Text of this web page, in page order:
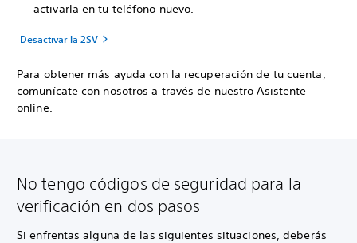
activarla en tu teléfono nuevo.
Desactivar la 2SV
Para obtener más ayuda con la recuperación de tu cuenta,
comunícate con nosotros a través de nuestro Asistente
online.
No tengo códigos de seguridad para la
verificación en dos pasos
Si enfrentas alguna de las siguientes situaciones, deberás